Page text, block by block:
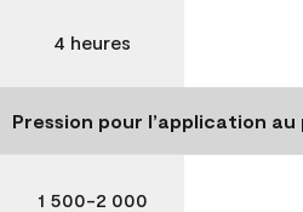
4 heures
Pression pour l’application au
1 500-2 000